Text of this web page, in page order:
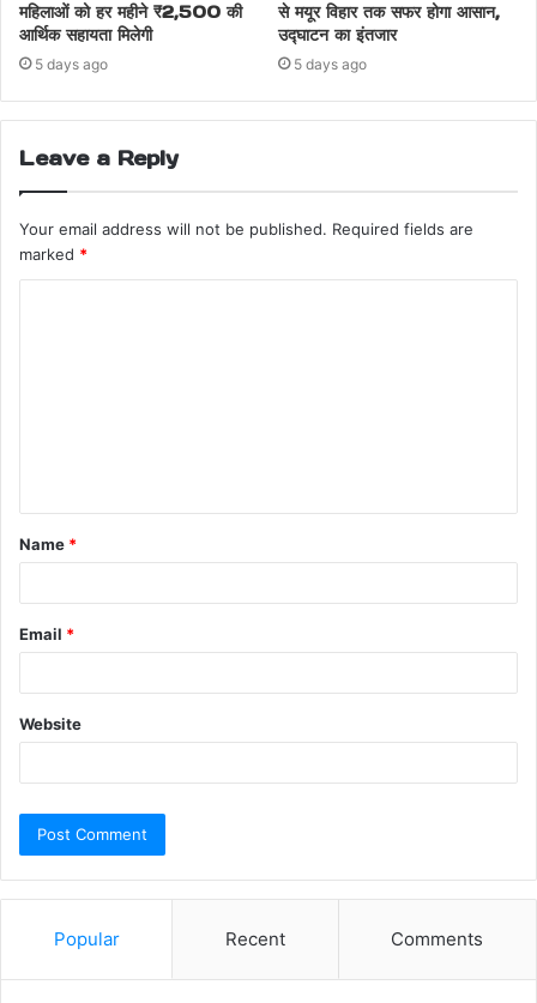
महिलाओं को हर महीने ₹2,500 की
आर्थिक सहायता मिलेगी
5 days ago
से मयूर विहार तक सफर होगा आसान,
उद्घाटन का इंतजार
5 days ago
Leave a Reply
Your email address will not be published. Required fields are
marked *
Name *
Email *
Website
Popular Recent Comments